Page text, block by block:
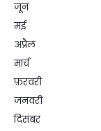
जून
मई
अप्रैल
मार्च
फ़रवरी
जनवरी
दिसंबर